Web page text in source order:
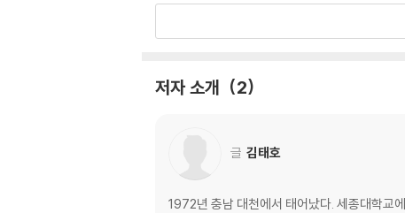
하늘이 내린 인연, 박혁거세와 알영
가야 건국 신화
저자 소개 2
글 김태호
1972년 충남 대천에서 태어났다. 세종대학교